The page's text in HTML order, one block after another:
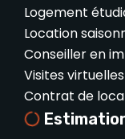
Logement
Location
Conseiller en
Visites virtuelles
Contrat de